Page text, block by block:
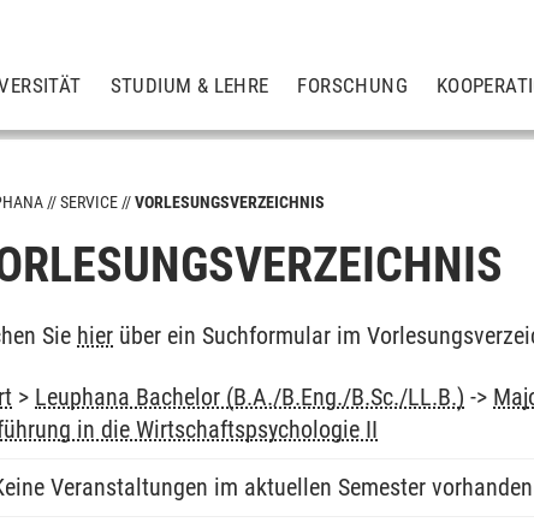
STUDIUM & LEHRE FORSCHUNG
SERVICE VORLESUNGSVERZEICHNIS
Sie hier über ein Suchformular im
> Leuphana Bachelor (B.A./B.Eng./B.Sc./LL.B.) ->
in die Wirtschaftspsychologie II
Veranstaltungen im aktuellen Semester vorhanden